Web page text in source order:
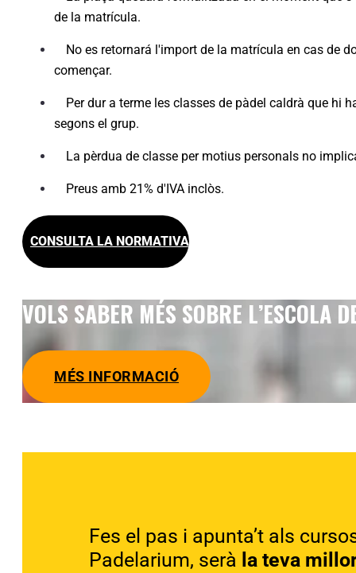
de la matrícula.
No es retornará l'import de la matrícula en cas de
començar.
Per dur a terme les classes de pàdel caldrà que hi
segons el grup.
La pèrdua de classe per motius personals no
Preus amb 21% d'IVA inclòs.
CONSULTA LA NORMATIVA
VOLS SABER MÉS SOBRE L’ESCOLA
MÉS INFORMACIÓ
Fes el pas i apunta’t als
Padelarium, serà la teva